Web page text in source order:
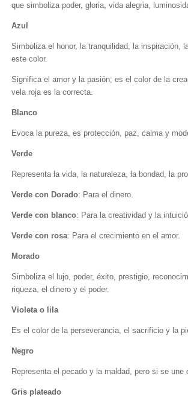
que simboliza poder, gloria, vida alegria,
Azul
Simboliza el honor, la tranquilidad, la inspiración,
este color.
Significa el amor y la pasión; es el color de la
vela roja es la correcta.
Blanco
Evoca la pureza, es protección, paz, calma y
Verde
Representa la vida, la naturaleza, la bondad, la
Verde con Dorado: Para el dinero.
Verde con blanco: Para la creatividad y la
Verde con rosa: Para el crecimiento en el amor.
Morado
Simboliza el lujo, poder, éxito, prestigio,
riqueza, el dinero y el poder.
Violeta o lila
Es el color de la perseverancia, el sacrificio y la
Negro
Representa el pecado y la maldad, pero si se
Gris plateado